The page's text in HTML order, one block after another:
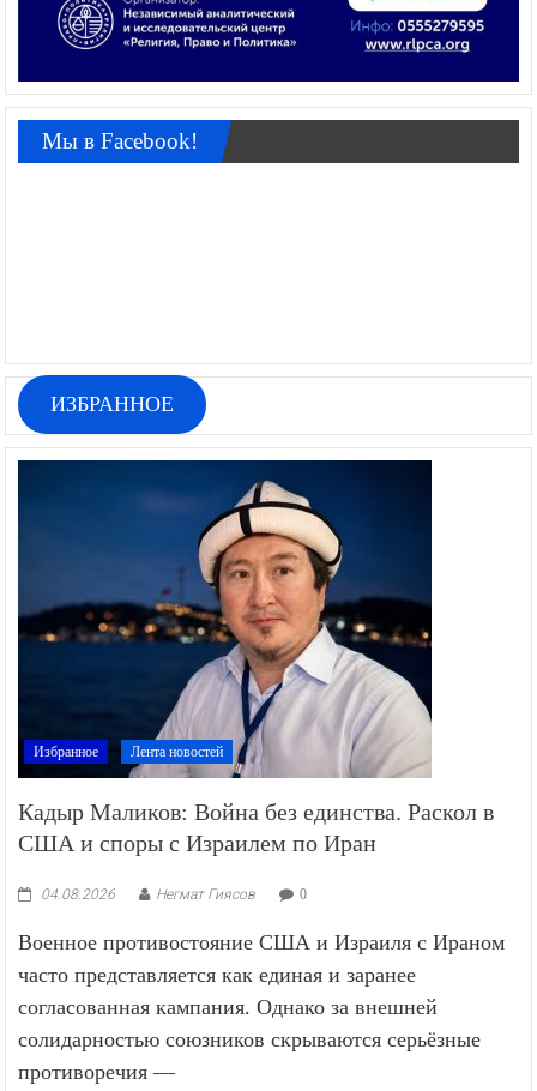
Мы в Facebook!
ИЗБРАННОЕ
Избранное Лента новостей
Кадыр Маликов: Война без единства. Раскол в
США и споры с Израилем по Иран
04.08.2026 Негмат Гиясов 0
Военное противостояние США и Израиля с Ираном
часто представляется как единая и заранее
согласованная кампания. Однако за внешней
солидарностью союзников скрываются серьёзные
противоречия —